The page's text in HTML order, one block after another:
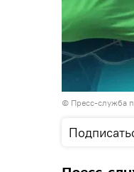
© Пресс-служба